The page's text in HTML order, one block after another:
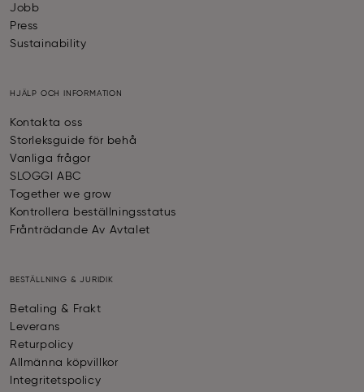
Jobb
Press
Sustainability
HJÄLP OCH INFORMATION
Kontakta oss
Storleksguide för behå
Vanliga frågor
SLOGGI ABC
Together we grow
Kontrollera beställningsstatus
Frånträdande Av Avtalet
BESTÄLLNING & JURIDIK
Betaling & Frakt
Leverans
Returpolicy
Allmänna köpvillkor
Integritetspolicy